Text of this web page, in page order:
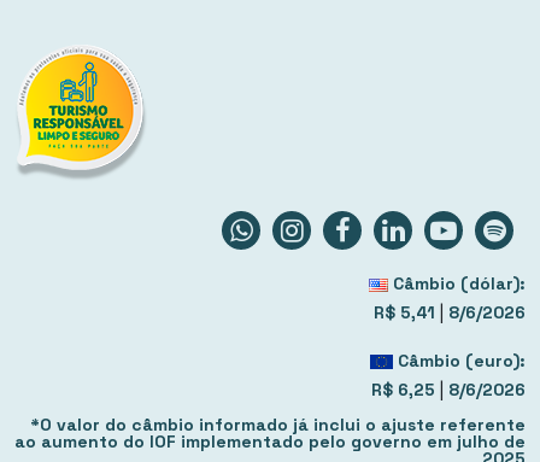
Câmbio (dólar):
R$ 5,41 | 8/6/2026
Câmbio (euro):
R$ 6,25 | 8/6/2026
*O valor do câmbio informado já inclui o ajuste referente
ao aumento do IOF implementado pelo governo em julho de